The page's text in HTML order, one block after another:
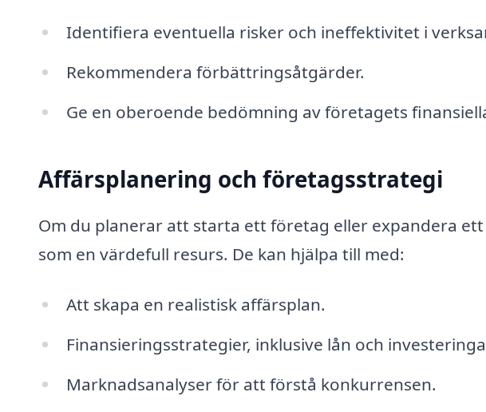
Identifiera eventuella risker och ineffektivitet i
Rekommendera förbättringsåtgärder.
Ge en oberoende bedömning av företagets
Affärsplanering och företagsstrategi
Om du planerar att starta ett företag eller expandera
som en värdefull resurs. De kan hjälpa till med:
Att skapa en realistisk affärsplan.
Finansieringsstrategier, inklusive lån och
Marknadsanalyser för att förstå konkurrensen.